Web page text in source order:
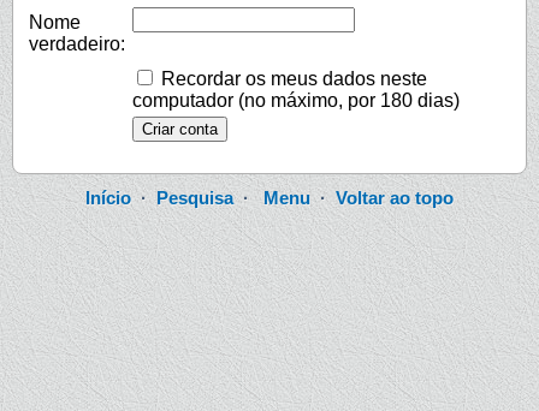
Nome
verdadeiro:
Recordar os meus dados neste
computador (no máximo, por 180 dias)
Início·Pesquisa· Menu· Voltar ao topo